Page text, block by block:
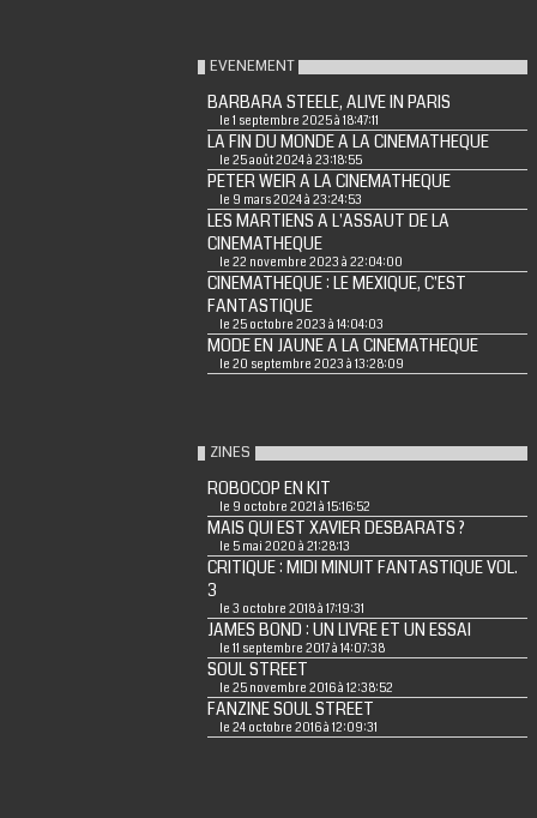
EVENEMENT
BARBARA STEELE, ALIVE IN PARIS
le 1 septembre 2025 à 18:47:11
LA FIN DU MONDE A LA CINEMATHEQUE
le 25 août 2024 à 23:18:55
PETER WEIR A LA CINEMATHEQUE
le 9 mars 2024 à 23:24:53
LES MARTIENS A L'ASSAUT DE LA
CINEMATHEQUE
le 22 novembre 2023 à 22:04:00
CINEMATHEQUE : LE MEXIQUE, C'EST
FANTASTIQUE
le 25 octobre 2023 à 14:04:03
MODE EN JAUNE A LA CINEMATHEQUE
le 20 septembre 2023 à 13:28:09
ZINES
ROBOCOP EN KIT
le 9 octobre 2021 à 15:16:52
MAIS QUI EST XAVIER DESBARATS ?
le 5 mai 2020 à 21:28:13
CRITIQUE : MIDI MINUIT FANTASTIQUE VOL.
3
le 3 octobre 2018 à 17:19:31
JAMES BOND : UN LIVRE ET UN ESSAI
le 11 septembre 2017 à 14:07:38
SOUL STREET
le 25 novembre 2016 à 12:38:52
FANZINE SOUL STREET
le 24 octobre 2016 à 12:09:31